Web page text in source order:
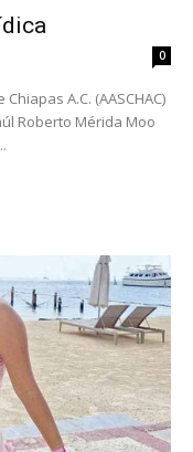
0
A.C. (AASCHAC)
Roberto Mérida Moo